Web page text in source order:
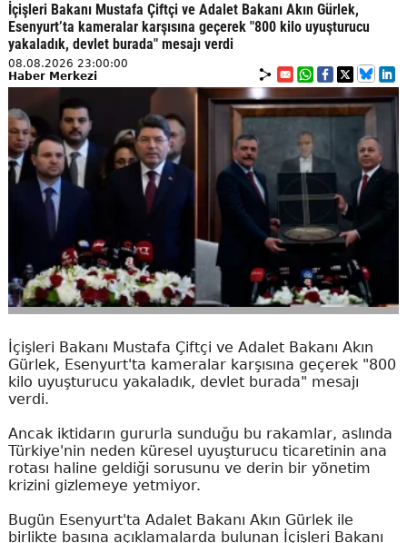
İçişleri Bakanı Mustafa Çiftçi ve Adalet Bakanı Akın Gürlek,
Esenyurt’ta kameralar karşısına geçerek "800 kilo uyuşturucu
yakaladık, devlet burada" mesajı verdi
08.08.2026 23:00:00
Haber Merkezi
İçişleri Bakanı Mustafa Çiftçi ve Adalet Bakanı Akın
Gürlek, Esenyurt'ta kameralar karşısına geçerek "800
kilo uyuşturucu yakaladık, devlet burada" mesajı
verdi.
Ancak iktidarın gururla sunduğu bu rakamlar, aslında
Türkiye'nin neden küresel uyuşturucu ticaretinin ana
rotası haline geldiği sorusunu ve derin bir yönetim
krizini gizlemeye yetmiyor.
Bugün Esenyurt'ta Adalet Bakanı Akın Gürlek ile
birlikte basına açıklamalarda bulunan İçişleri Bakanı